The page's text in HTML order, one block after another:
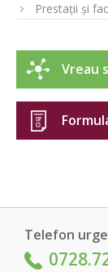
Prestații și
Vreau
Telefon